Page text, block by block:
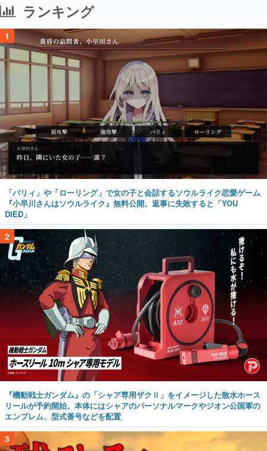
ランキング
1
「パリィ」や「ローリング」で女の子と会話するソウルライク恋愛ゲーム
『小早川さんはソウルライク』無料公開。返事に失敗すると「YOU
DIED」
2
『機動戦士ガンダム』の「シャア専用ザクⅡ」をイメージした散水ホース
リールが予約開始。本体にはシャアのパーソナルマークやジオン公国軍の
エンブレム、型式番号などを配置
3